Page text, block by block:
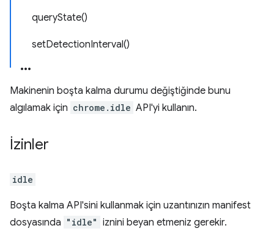
queryState()
setDetectionInterval()
Makinenin boşta kalma durumu değiştiğinde bunu
algılamak için chrome.idle API'yi kullanın.
İzinler
idle
Boşta kalma API'sini kullanmak için uzantınızın manifest
dosyasında "idle" iznini beyan etmeniz gerekir.